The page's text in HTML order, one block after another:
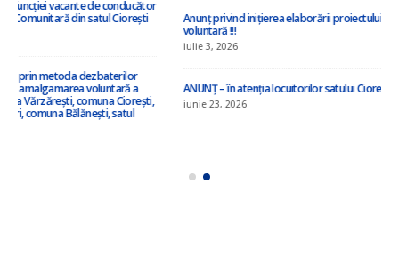
iulie 8, 2026
Anunț privind inițierea elaborării proiectului de decizie privind amalgamarea
iulie 3, 2026
ANUNȚ – în atenția locuitorilor satului Ciorești ! !!!